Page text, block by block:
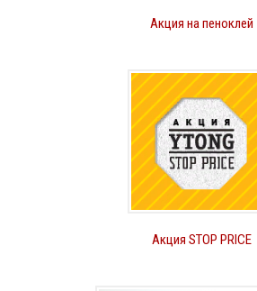
Акция на пеноклей
Акция STOP PRICE